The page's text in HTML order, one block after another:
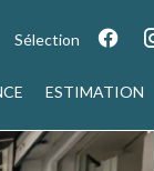
Sélection
ESTIMATION